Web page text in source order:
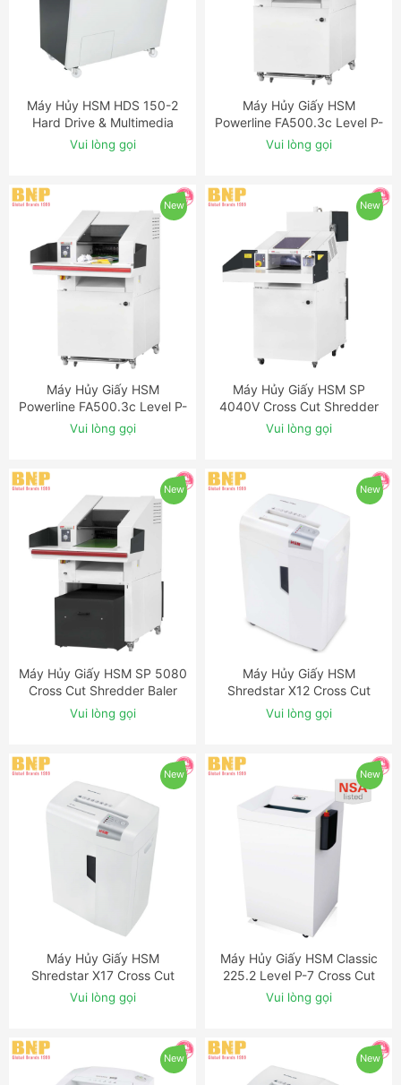
ĐẶT NGAY
Máy Hủy HSM HDS 150-2
Hard Drive & Multimedia
Shredder
Vui lòng gọi
ĐẶT NGAY
Máy Hủy Giấy HSM
Powerline FA500.3c Level P-
2 Strip Cut Industrial
Shredder
Vui lòng gọi
New
ĐẶT NGAY
Máy Hủy Giấy HSM
Powerline FA500.3c Level P-
3 Cross Cut Industrial
Shredder
Vui lòng gọi
New
ĐẶT NGAY
Máy Hủy Giấy HSM SP
4040V Cross Cut Shredder
Baler Combination
Vui lòng gọi
New
ĐẶT NGAY
Máy Hủy Giấy HSM SP 5080
Cross Cut Shredder Baler
Combination
Vui lòng gọi
New
ĐẶT NGAY
Máy Hủy Giấy HSM
Shredstar X12 Cross Cut
Shredder
Vui lòng gọi
New
ĐẶT NGAY
Máy Hủy Giấy HSM
Shredstar X17 Cross Cut
Shredder
Vui lòng gọi
New
ĐẶT NGAY
Máy Hủy Giấy HSM Classic
225.2 Level P-7 Cross Cut
Shredder with Automatic
Oiler
Vui lòng gọi
New New